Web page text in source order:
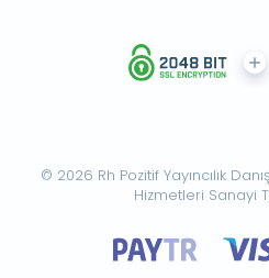
© 2026 Rh Pozitif Yayıncılık
Hizmetleri Sanayi